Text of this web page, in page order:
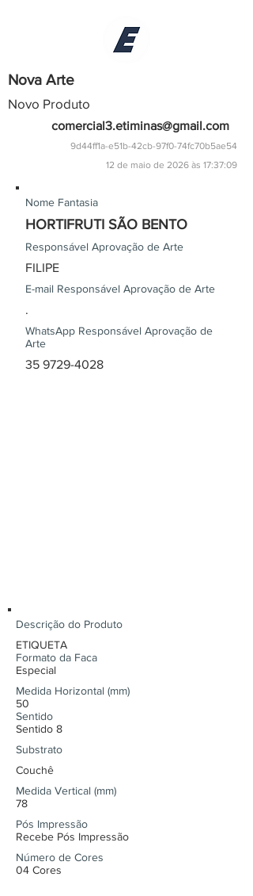
Nova Arte
Novo Produto
comercial3.etiminas@gmail.com
9d44ff1a-e51b-42cb-97f0-74fc70b5ae54
12 de maio de 2026 às 17:37:09
Nome Fantasia
HORTIFRUTI SÃO BENTO
Responsável Aprovação de Arte
FILIPE
E-mail Responsável Aprovação de Arte
.
WhatsApp Responsável Aprovação de
Arte
35 9729-4028
Descrição do Produto
ETIQUETA
Formato da Faca
Especial
Medida Horizontal (mm)
50
Sentido
Sentido 8
Substrato
Couchê
Medida Vertical (mm)
78
Pós Impressão
Recebe Pós Impressão
Número de Cores
04 Cores